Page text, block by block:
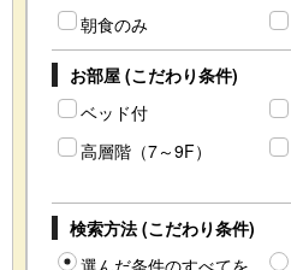
朝食のみ
お部屋 (こだわり条件)
ベッド付
高層階（7～9F）
検索方法 (こだわり条件)